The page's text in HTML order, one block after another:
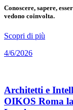
Conoscere, sapere,
vedono coinvolta.
Scopri di più
4/6/2026
Architetti e
OIKOS Roma